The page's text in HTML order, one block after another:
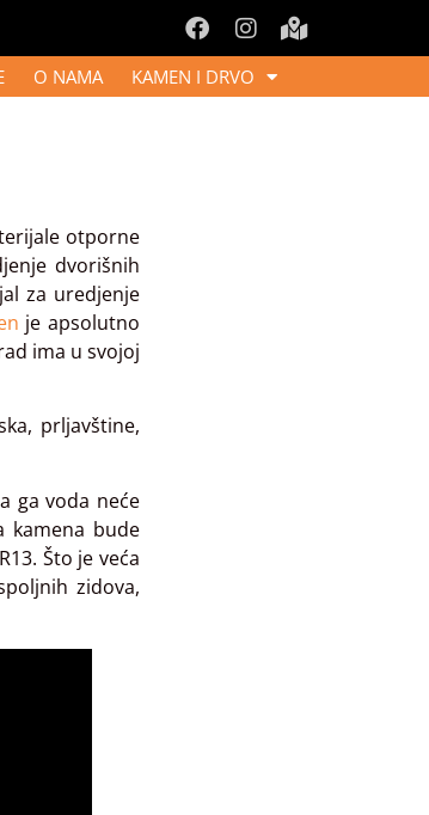
O NAMA KAMEN I DRVO
otporne
dvorišnih
za uredjenje
je apsolutno
ima u svojoj
prljavštine,
ga voda neće
kamena bude
Što je veća
zidova,